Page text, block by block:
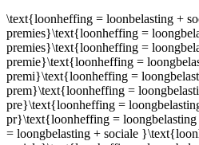
\text{loonheffing = loonbelasting +
premies}\text{loonheffing =
premies}\text{loonheffing =
premie}\text{loonheffing =
premi}\text{loonheffing =
prem}\text{loonheffing =
pre}\text{loonheffing =
pr}\text{loonheffing =
= loongbelasting + sociale